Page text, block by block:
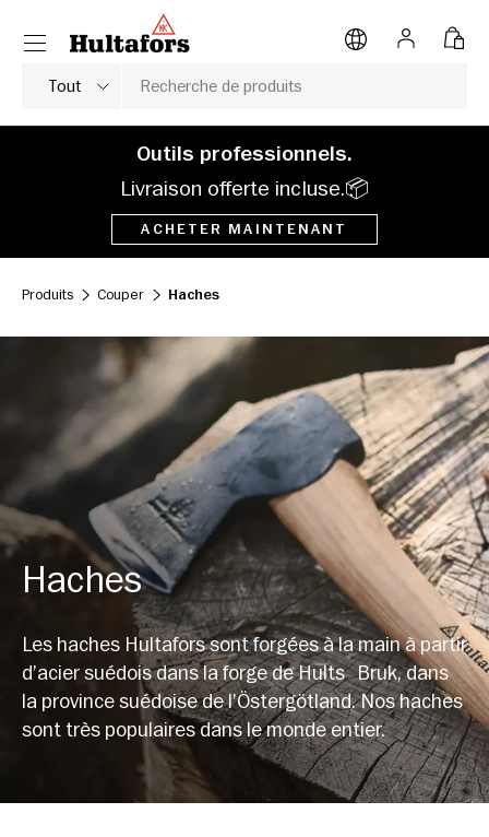
ALLER AU CONTENU
Rechercher
Type de produit
Tout
Se
Menu
Outils professionnels.
Livraison offerte incluse.📦
ACHETER MAINTENANT
Produits Couper Haches
Haches
Les haches Hultafors sont forgées à la main à partir
d’acier suédois dans la forge de Hults Bruk, dans
la province suédoise de l’Östergötland. Nos haches
sont très populaires dans le monde entier.